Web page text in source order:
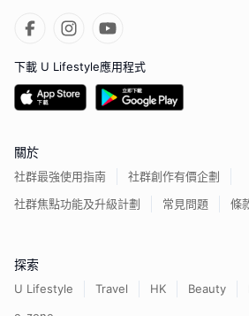
下載 U Lifestyle應用程式
關於
社群最強使用指南
社群創作有價企劃
社群焦點功能及升級計劃
常見問題 條
探索
U Lifestyle Travel HK Beauty